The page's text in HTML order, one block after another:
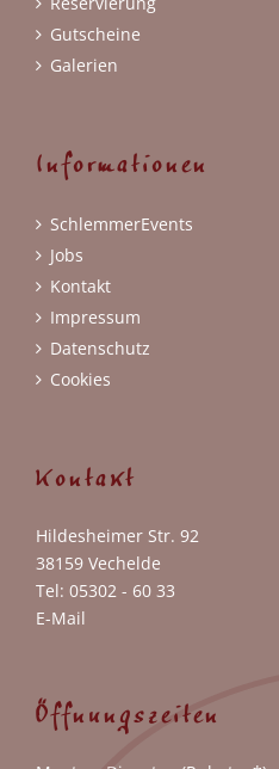
Gutscheine
Galerien
Informationen
SchlemmerEvents
Jobs
Kontakt
Impressum
Datenschutz
Cookies
Kontakt
Hildesheimer Str. 92
38159 Vechelde
Tel: 05302 - 60 33
E-Mail
Öffnungszeiten